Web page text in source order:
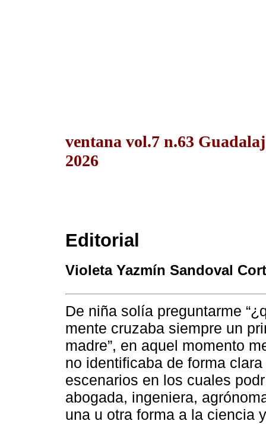
ventana vol.7 n.63
2026
Editorial
Violeta Yazmín Sandoval
De niña solía preguntarme
mente cruzaba siempre un
madre”, en aquel momento
no identificaba de forma
escenarios en los cuales
abogada, ingeniera,
una u otra forma a la ciencia